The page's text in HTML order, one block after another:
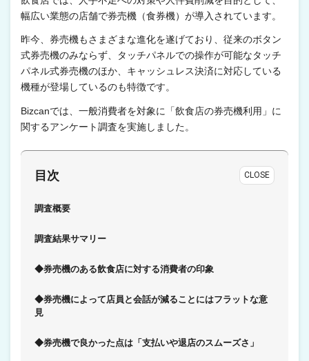
幅広い業態の店舗で券売機（食券機）が導入されています。
昨今、券売機もさまざまな進化を遂げており、従来のボタン
式券売機のみならず、タッチパネルでの操作が可能なタッチ
パネル式券売機のほか、キャッシュレス決済に対応している
機種が登場しているのも特徴です。
Bizcanでは、一般消費者を対象に「飲食店の券売機利用」に
関するアンケート調査を実施しました。
目次 CLOSE
調査概要
調査結果サマリー
◆券売機のある飲食店に対する消費者の印象
◆券売機によって店員と会話が減ることにはフラットな意
見
◆券売機で良かった点は「支払いや退店のスムーズさ」